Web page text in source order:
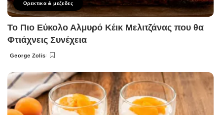
Ορεκτικα & μεζεδες
Το Πιο Εύκολο Αλμυρό Κέικ Μελιτζάνας που θα
Φτιάχνεις Συνέχεια
Posted
George Zolis